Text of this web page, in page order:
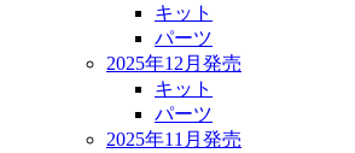
キット
パーツ
2025年12月発売
キット
パーツ
2025年11月発売